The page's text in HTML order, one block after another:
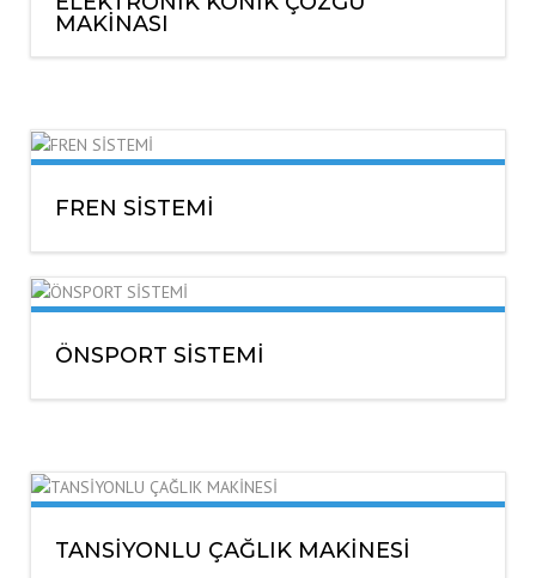
MAKİNASI
FREN SİSTEMİ
ÖNSPORT SİSTEMİ
TANSİYONLU ÇAĞLIK MAKİNESİ